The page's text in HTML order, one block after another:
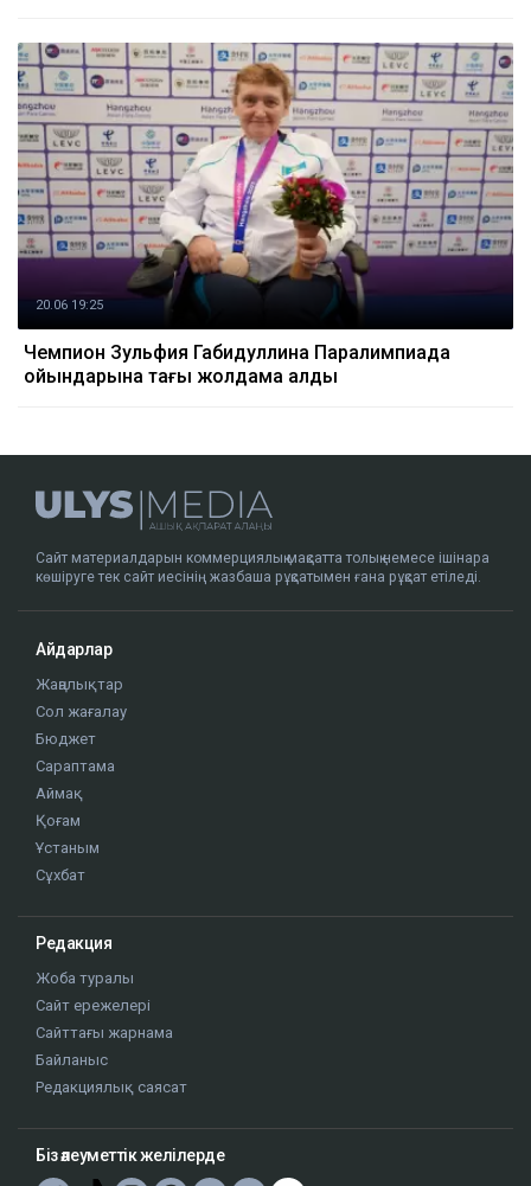
20.06 19:25
Чемпион Зульфия Габидуллина Паралимпиада
ойындарына тағы жолдама алды
Сайт материалдарын коммерциялық мақсатта толық немесе ішінара
көшіруге тек сайт иесінің жазбаша рұқсатымен ғана рұқсат етіледі.
Айдарлар
Жаңалықтар
Сол жағалау
Бюджет
Сараптама
Аймақ
Қоғам
Ұстаным
Сұхбат
Редакция
Жоба туралы
Сайт ережелері
Сайттағы жарнама
Байланыс
Редакциялық саясат
Біз әлеуметтік желілерде